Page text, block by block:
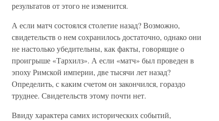
результатов от этого не изменится.
А если матч состоялся столетие назад? Возможно,
свидетельств о нем сохранилось достаточно, однако они
не настолько убедительны, как факты, говорящие о
проигрыше «Тархилз». А если «матч» был проведен в
эпоху Римской империи, две тысячи лет назад?
Определить, с каким счетом он закончился, гораздо
труднее. Свидетельств этому почти нет.
Ввиду характера самих исторических событий,